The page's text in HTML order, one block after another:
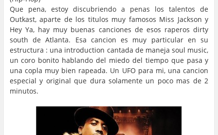
Que pena, estoy discubriendo a penas los talentos de
Outkast, aparte de los titulos muy famosos Miss Jackson y
Hey Ya, hay muy buenas canciones de esos raperos dirty
south de Atlanta. Esa cancion es muy particular en su
estructura : una introduction cantada de maneja soul music,
un coro bonito hablando del miedo del tiempo que pasa y
una copla muy bien rapeada. Un UFO para mi, una cancion
especial y original que dura solamente un poco mas de 2
minutos.